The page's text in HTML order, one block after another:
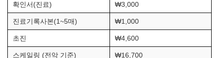
확인서(진료) ₩3,000
진료기록사본(1~5매) ₩1,000
초진 ₩4,600
스케일링 (전악 기준) ₩16,700